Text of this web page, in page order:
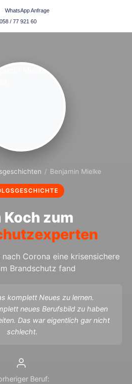
WhatsApp Anfrage
/ 77 921 60
/ Benjamin Mielke
Koch zum
Corona eine krisensichere
Brandschutz fand
komplett Neues zu lernen.
neues Berufsbild zu haben
Das war eigentlich gar nicht
schlecht.
Beruf: